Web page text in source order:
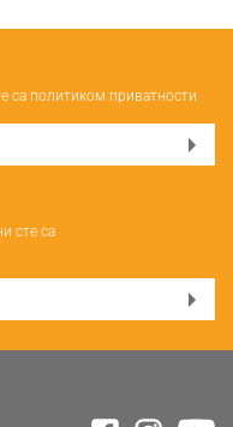
са политиком приватности
сте са